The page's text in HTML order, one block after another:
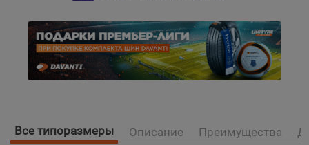
Все типоразмеры Описание Преимущества